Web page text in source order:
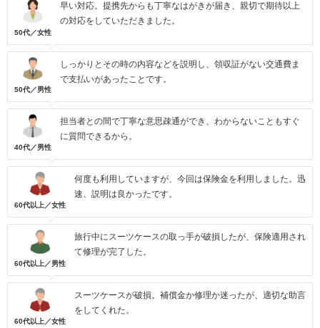
50代／女性
早い対応。提携先からも丁寧なはがきが届き、親切で期待以上
の対応をしていただきました。
50代／男性
しっかりとその時の内容などを説明し、領収証がない交通費ま
で支払いがあったことです。
40代／男性
担当者との間で丁寧な意思疎通ができ、わからないこともすぐ
に質問できるから。
60代以上／女性
何度も利用していますが、今回は保険金を利用しました。迅
速、説明は良かったです。
60代以上／男性
旅行中にスーツケースの取っ手が破損したが、保険適用され
て修理が完了した。
60代以上／女性
スーツケースが破損。補償金か修理か迷ったが、適切な助言
をしてくれた。